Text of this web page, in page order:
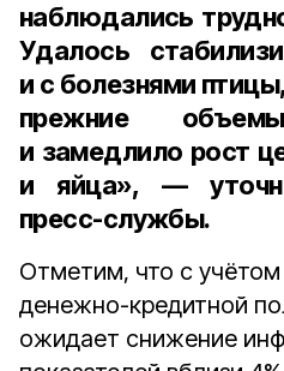
наблюдались
Удалось
и с болезнями
прежние
и замедлило рост
и яйца», —
пресс-службы.
Отметим, что с
денежно-кредитной
ожидает снижение